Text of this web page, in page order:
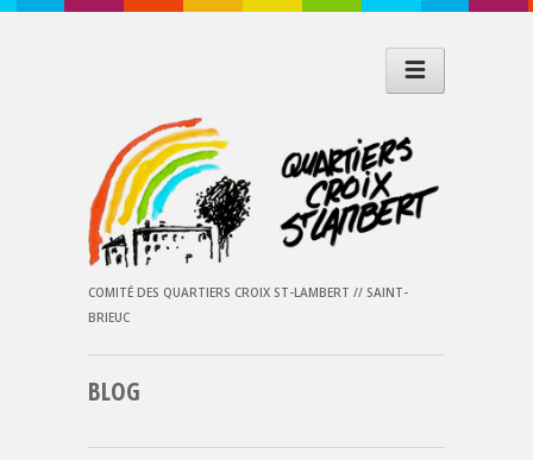
COMITÉ DES QUARTIERS CROIX ST-LAMBERT // SAINT-
BRIEUC
BLOG